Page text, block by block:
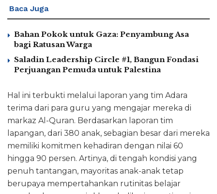
Baca Juga
Bahan Pokok untuk Gaza: Penyambung Asa
bagi Ratusan Warga
Saladin Leadership Circle #1, Bangun Fondasi
Perjuangan Pemuda untuk Palestina
Hal ini terbukti melalui laporan yang tim Adara
terima dari para guru yang mengajar mereka di
markaz Al-Quran. Berdasarkan laporan tim
lapangan, dari 380 anak, sebagian besar dari mereka
memiliki komitmen kehadiran dengan nilai 60
hingga 90 persen. Artinya, di tengah kondisi yang
penuh tantangan, mayoritas anak-anak tetap
berupaya mempertahankan rutinitas belajar